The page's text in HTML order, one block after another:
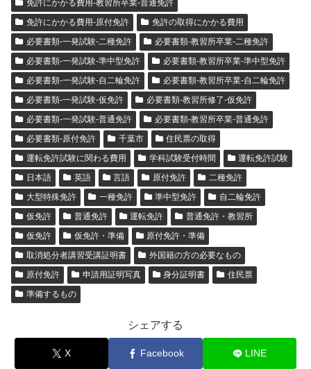
免許にかかる費用-教習所卒業-普通免許
免許にかかる費用-原付免許
免許の取得にかかる費用
必要書類-一発試験-二種免許
必要書類-教習所卒業-二種免許
必要書類-一発試験-準中型免許
必要書類-教習所卒業-準中型免許
必要書類-一発試験-自二輪免許
必要書類-教習所卒業-自二輪免許
必要書類-一発試験-仮免許
必要書類-教習所修了-仮免許
必要書類-一発試験-普通免許
必要書類-教習所卒業-普通免許
必要書類-原付免許
千葉市
住民票の取得
運転免許試験に関わる費用
学科試験受付時間
運転免許試験
日本語
英語 言語 原付免許
二種免許
大型特殊免許
一種免許 準中型免許
自二輪免許
仮免許
普通免許 運転免許
普通免許・教習所
仮免許
仮免許・準備
原付免許・準備
取消処分者講習受講証明書
外国籍の方の必要なもの
原付免許
申請用証明写真 身分証明書
住民票
準備するもの
シェアする
X Facebook LINE